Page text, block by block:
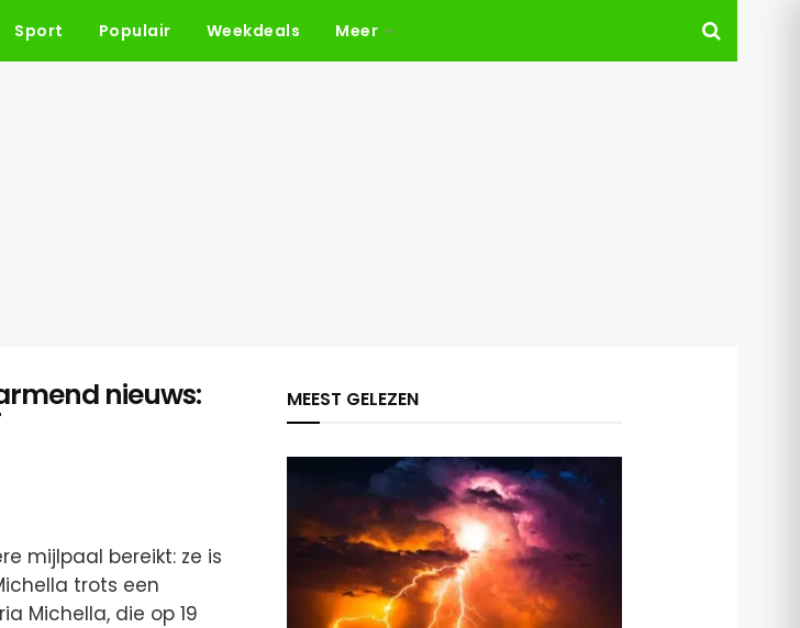
Sport Populair Weekdeals Meer
nieuws:
mijlpaal bereikt: ze is
trots een
Michella, die op 19
MEEST GELEZEN